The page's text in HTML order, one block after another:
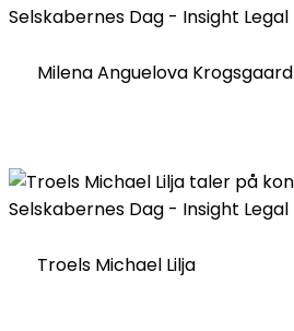
Milena Anguelova Krogsgaard
Troels Michael Lilja